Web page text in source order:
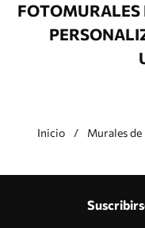
FOTOMURALES
Inicio Murales de
Producción según tallas